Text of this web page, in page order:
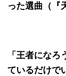
った選曲（『
「王者にな
ているだけで